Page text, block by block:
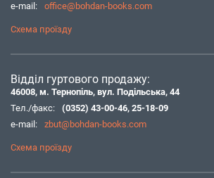
e-mail:
office@bohdan-books.com
Схема проїзду
Відділ гуртового продажу:
46008, м. Тернопіль, вул. Подільська, 44
Тел./факс:
(0352) 43-00-46, 25-18-09
e-mail:
zbut@bohdan-books.com
Схема проїзду